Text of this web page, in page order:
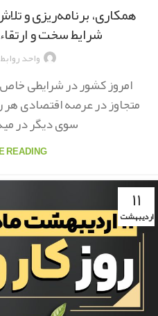
همکاری، برنامه‌ریزی و
شرایط سخت و ارتقاء
واحد
امروز کشور در شرایطی
متجاوز در عرصه اقتصادی هر
سوی دیگر در
READING
۱۱
اردیبهشت